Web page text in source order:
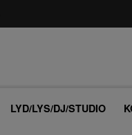
LYD/LYS/DJ/STUDIO